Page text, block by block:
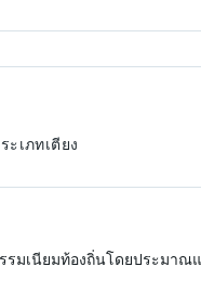
ะเภทเตียง
มเนียมท้องถิ่นโดยประมาณแ